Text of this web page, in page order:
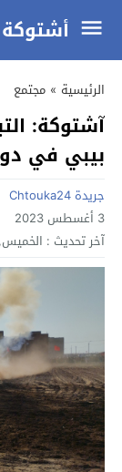
أشتوكة 24
الرئيسية » مجتمع
آشتوكة:
بيبي في
جريدة Chtouka24
3 أغسطس 2023
آخر تحديث : الخميس, 3 أغسطس, 2023 - 9:42 مساءً